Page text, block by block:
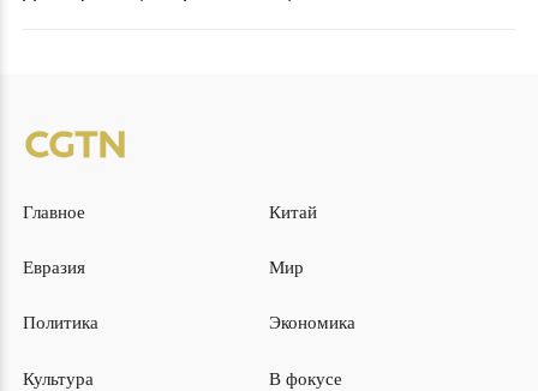
Главное Китай
Евразия Мир
Политика Экономика
Культура В фокусе